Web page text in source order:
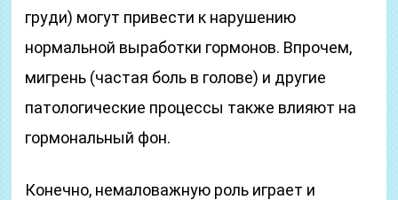
груди) могут привести к нарушению
нормальной выработки гормонов. Впрочем,
мигрень (частая боль в голове) и другие
патологические процессы также влияют на
гормональный фон.
Конечно, немаловажную роль играет и